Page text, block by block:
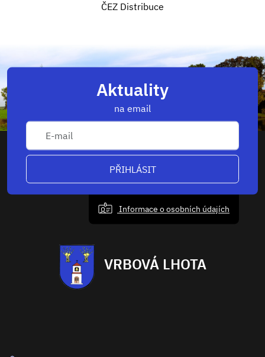
ČEZ Distribuce
Aktuality
na email
PŘIHLÁSIT
Informace o osobních údajích
VRBOVÁ LHOTA